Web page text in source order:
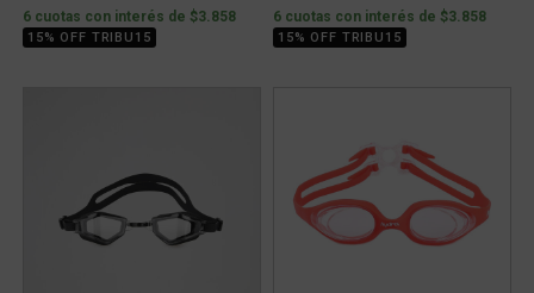
6 cuotas con interés de $3.858
15% OFF TRIBU15
6 cuotas con interés de $3.858
15% OFF TRIBU15